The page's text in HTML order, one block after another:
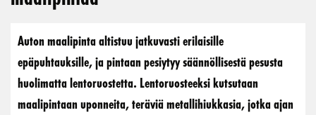
Auton maalipinta altistuu jatkuvasti erilaisille
epäpuhtauksille, ja pintaan pesiytyy säännöllisestä pesusta
huolimatta lentoruostetta. Lentoruosteeksi kutsutaan
maalipintaan uponneita, teräviä metallihiukkasia, jotka ajan